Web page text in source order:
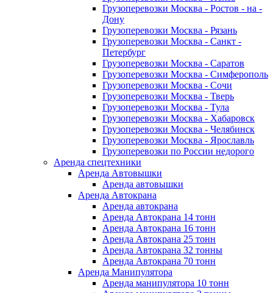
Грузоперевозки Москва - Ростов - на -
Дону
Грузоперевозки Москва - Рязань
Грузоперевозки Москва - Санкт -
Петербург
Грузоперевозки Москва - Саратов
Грузоперевозки Москва - Симферополь
Грузоперевозки Москва - Сочи
Грузоперевозки Москва - Тверь
Грузоперевозки Москва - Тула
Грузоперевозки Москва - Хабаровск
Грузоперевозки Москва - Челябинск
Грузоперевозки Москва - Ярославль
Грузоперевозки по России недорого
Аренда спецтехники
Аренда Автовышки
Аренда автовышки
Аренда Автокрана
Аренда автокрана
Аренда Автокрана 14 тонн
Аренда Автокрана 16 тонн
Аренда Автокрана 25 тонн
Аренда Автокрана 32 тонны
Аренда Автокрана 70 тонн
Аренда Манипулятора
Аренда манипулятора 10 тонн